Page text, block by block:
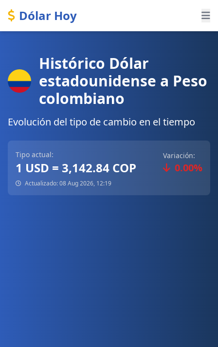
Dólar Hoy
Histórico Dólar
estadounidense a Peso
colombiano
Evolución del tipo de cambio en el tiempo
Tipo actual:
1 USD = 3,142.84 COP
Variación:
0.00%
Actualizado: 08 Aug 2026, 12:19